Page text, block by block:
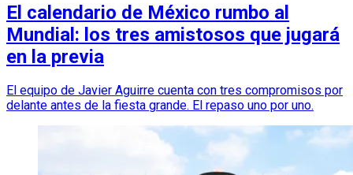
El calendario de México rumbo al
Mundial: los tres amistosos que jugará
en la previa
El equipo de Javier Aguirre cuenta con tres compromisos por
delante antes de la fiesta grande. El repaso uno por uno.